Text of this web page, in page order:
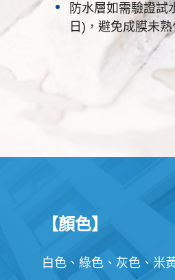
防水層如需驗證試
日)，避免成膜未
【顏色】
白色、綠色、灰色、米